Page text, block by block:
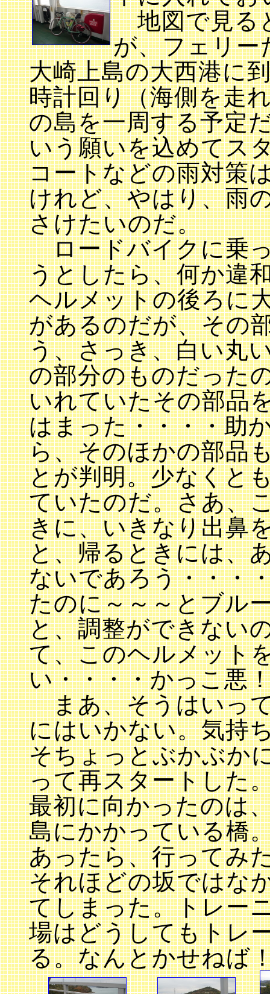
地図で見る
が、フェリー
大崎上島の大西港に
時計回り（海側を走
の島を一周する予定
いう願いを込めてス
コートなどの雨対策
けれど、やはり、雨
さけたいのだ。
ロードバイクに乗
うとしたら、何か違
ヘルメットの後ろに
があるのだが、その
う、さっき、白い丸
の部分のものだった
いれていたその部品
はまった・・・・助
ら、そのほかの部品
とが判明。少なくと
ていたのだ。さあ、
きに、いきなり出鼻
と、帰るときには、
ないであろう・・・
たのに～～～とブル
と、調整ができない
て、このヘルメット
い・・・・かっこ悪
まあ、そうはいっ
にはいかない。気持
そちょっとぶかぶか
って再スタートした
最初に向かったのは
島にかかっている橋
あったら、行ってみ
それほどの坂ではな
てしまった。トレー
場はどうしてもトレ
る。なんとかせねば